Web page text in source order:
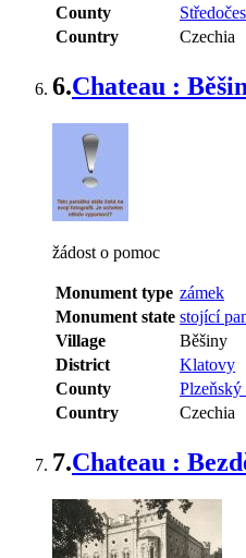
County
Country
Czechia
6.Chateau :
žádost o pomoc
Monument type zámek
Monument state stojící
Village
Běšiny
District
Klatovy
County
Plzeňský
Country
Czechia
7.Chateau :